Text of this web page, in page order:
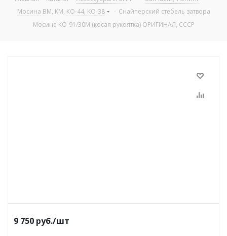
Мосина ВМ, КМ, КО-44, КО-38
- Снайперский стебель затвора
Мосина КО-91/30М (косая рукоятка) ОРИГИНАЛ, СССР
9 750 руб./шт